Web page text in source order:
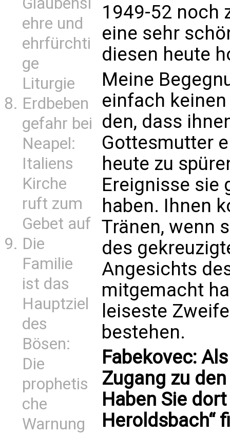
ehre und
ehrfürchti
ge
Liturgie
Erdbeben
gefahr bei
Neapel:
Italiens
Kirche
ruft zum
Gebet auf
Die
Familie
ist das
Hauptziel
des
Bösen:
Die
prophetis
che
Warnung
1949-52 noch
eine sehr
diesen heute
Meine
einfach
den, dass
Gottesmutter
heute zu
Ereignisse sie
haben. Ihnen
Tränen, wenn
des
Angesichts
mitgemacht
leiseste
bestehen.
Fabekovec:
Zugang zu
Haben Sie
Heroldsbach“